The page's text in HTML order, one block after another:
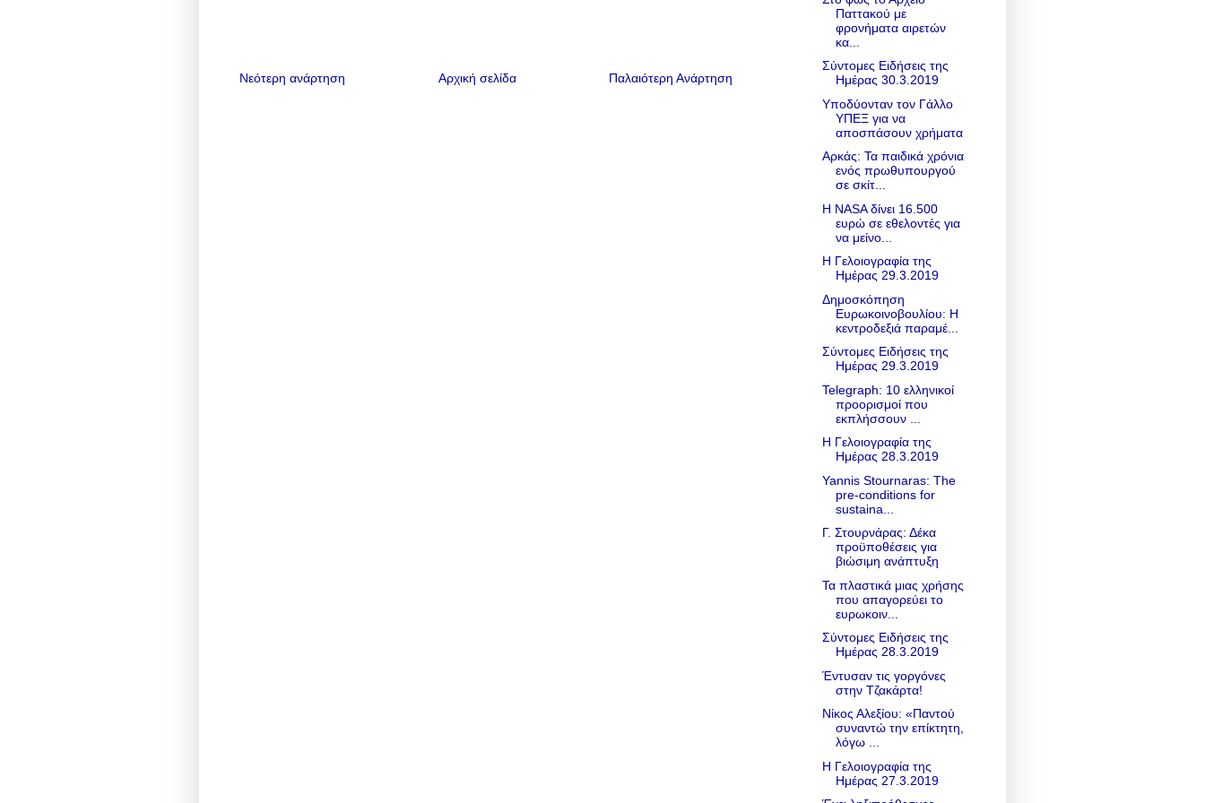
s
Νεότερη ανάρτηση Παλαιότερη Ανάρτηση
Αρχική σελίδα
Παττακού με
φρονήματα αιρετών
κα...
Σύντομες Ειδήσεις της
Ημέρας 30.3.2019
Υποδύονταν τον Γάλλο
ΥΠΕΞ για να
αποσπάσουν χρήματα
Αρκάς: Τα παιδικά χρόνια
ενός πρωθυπουργού
σε σκίτ...
Η NASA δίνει 16.500
ευρώ σε εθελοντές για
να μείνο...
Η Γελοιογραφία της
Ημέρας 29.3.2019
Δημοσκόπηση
Ευρωκοινοβουλίου: H
κεντροδεξιά παραμέ...
Σύντομες Ειδήσεις της
Ημέρας 29.3.2019
Telegraph: 10 ελληνικοί
προορισμοί που
εκπλήσσουν ...
Η Γελοιογραφία της
Ημέρας 28.3.2019
Yannis Stournaras: The
pre-conditions for
sustaina...
Γ. Στουρνάρας: Δέκα
προϋποθέσεις για
βιώσιμη ανάπτυξη
Τα πλαστικά μιας χρήσης
που απαγορεύει το
ευρωκοιν...
Σύντομες Ειδήσεις της
Ημέρας 28.3.2019
Έντυσαν τις γοργόνες
στην Τζακάρτα!
Νίκος Αλεξίου: «Παντού
συναντώ την επίκτητη,
λόγω ...
Η Γελοιογραφία της
Ημέρας 27.3.2019